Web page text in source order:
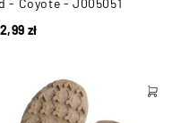
- Coyote - J005051
zł